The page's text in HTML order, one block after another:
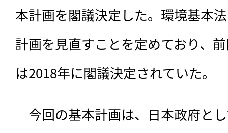
本計画を閣議決定した。環境基本
計画を見直すことを定めており、
は2018年に閣議決定されていた。
今回の基本計画は、 日本政府と